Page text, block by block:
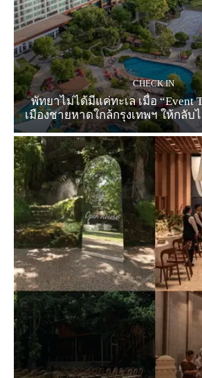
CHECK IN
พัทยาไม่ได้มีแค่ทะเล เมื่อ “Event
เมืองชายหาดใกล้กรุงเทพฯ ให้กลับ